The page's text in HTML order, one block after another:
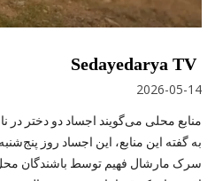
Sedayedarya TV
2026-05-14
سرک مارشال فهیم توسط باشندگان